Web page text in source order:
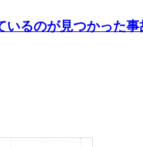
るのが見つかった